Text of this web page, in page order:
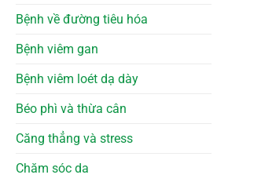
Bệnh về đường tiêu hóa
Bệnh viêm gan
Bệnh viêm loét dạ dày
Béo phì và thừa cân
Căng thẳng và stress
Chăm sóc da